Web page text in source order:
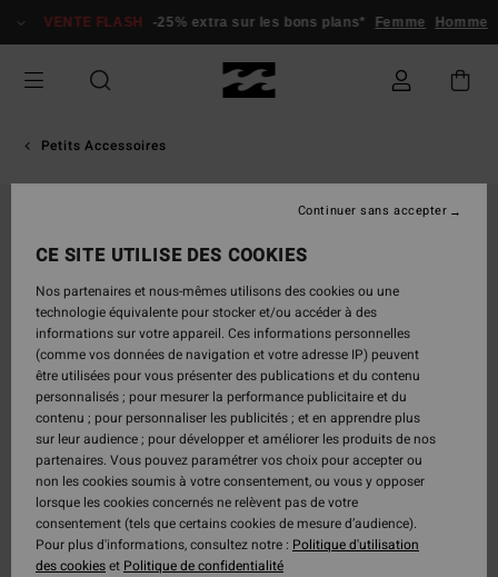
VENTE FLASH -25% extra sur les bons plans* Femme Homme
Petits Accessoires
CE SITE UTILISE DES COOKIES
Nos partenaires et nous-mêmes utilisons des cookies ou une
technologie équivalente pour stocker et/ou accéder à des
informations sur votre appareil. Ces informations personnelles
(comme vos données de navigation et votre adresse IP) peuvent
être utilisées pour vous présenter des publications et du contenu
personnalisés ; pour mesurer la performance publicitaire et du
contenu ; pour personnaliser les publicités ; et en apprendre plus
sur leur audience ; pour développer et améliorer les produits de nos
partenaires. Vous pouvez paramétrer vos choix pour accepter ou
non les cookies soumis à votre consentement, ou vous y opposer
lorsque les cookies concernés ne relèvent pas de votre
consentement (tels que certains cookies de mesure d’audience).
Pour plus d'informations, consultez notre : Politique d'utilisation
des cookieset Politique de confidentialité
Continuer sans accepter